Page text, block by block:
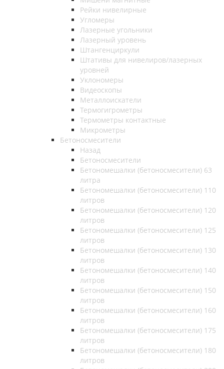
Рейки нивелирные
Угломеры
Лазерные угольники
Лазерный уровень
Штангенциркули
Штативы для нивелиров/лазерных
уровней
Уклономеры
Видеоскопы
Металлоискатели
Термогигрометры
Термометры контактные
Микрометры
Бетоносмесители
Назад
Бетоносмесители
Бетономешалки (бетоносмесители) 63
литра
Бетономешалки (бетоносмесители) 110
литров
Бетономешалки (бетоносмесители) 120
литров
Бетономешалки (бетоносмесители) 125
литров
Бетономешалки (бетоносмесители) 130
литров
Бетономешалки (бетоносмесители) 140
литров
Бетономешалки (бетоносмесители) 150
литров
Бетономешалки (бетоносмесители) 160
литров
Бетономешалки (бетоносмесители) 175
литров
Бетономешалки (бетоносмесители) 180
литров